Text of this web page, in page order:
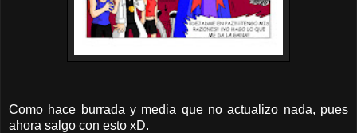
Como hace burrada y media que no actualizo nada, pues
ahora salgo con esto xD.